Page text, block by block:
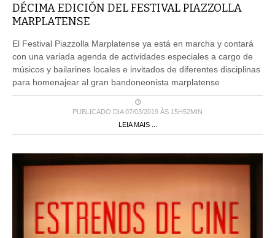
DÉCIMA EDICIÓN DEL FESTIVAL PIAZZOLLA
MARPLATENSE
El Festival Piazzolla Marplatense ya está en marcha y contará
con una variada agenda de actividades especiales a cargo de
músicos y bailarines locales e invitados de diferentes disciplinas
para homenajear al gran bandoneonista marplatense
PUBLICADO DIA 07/03/2019 ÀS 15H52MIN
LEIA MAIS ...